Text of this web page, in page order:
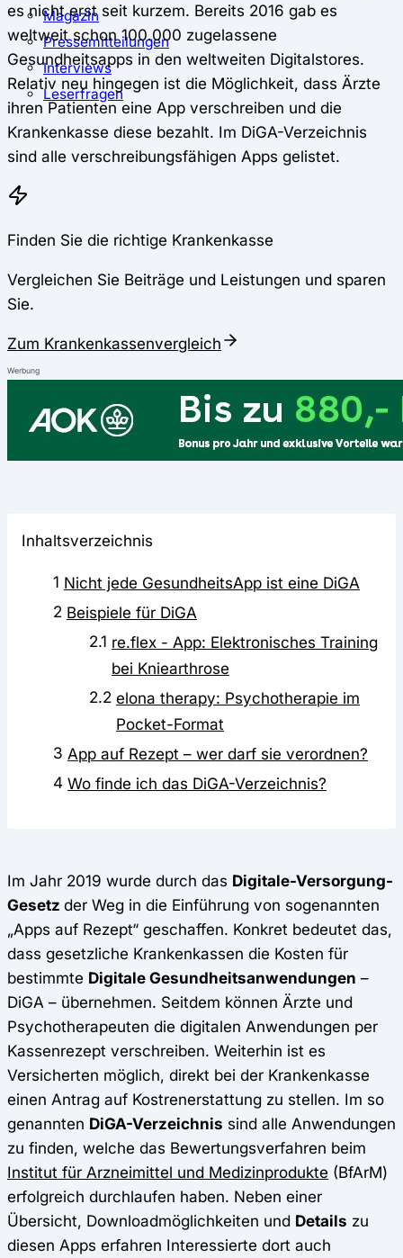
Magazin
Pressemitteilungen
Interviews
Leserfragen
es nicht erst seit kurzem. Bereits 2016 gab es
weltweit schon 100.000 zugelassene
Gesundheitsapps in den weltweiten Digitalstores.
Relativ neu hingegen ist die Möglichkeit, dass Ärzte
ihren Patienten eine App verschreiben und die
Krankenkasse diese bezahlt. Im DiGA-Verzeichnis
sind alle verschreibungsfähigen Apps gelistet.
Finden Sie die richtige Krankenkasse
Vergleichen Sie Beiträge und Leistungen und sparen
Sie.
Zum Krankenkassenvergleich
Werbung
Inhaltsverzeichnis
1 Nicht jede GesundheitsApp ist eine DiGA
2 Beispiele für DiGA
2.1 re.flex - App: Elektronisches Training
bei Kniearthrose
2.2 elona therapy: Psychotherapie im
Pocket-Format
3 App auf Rezept – wer darf sie verordnen?
4 Wo finde ich das DiGA-Verzeichnis?
Im Jahr 2019 wurde durch das Digitale-Versorgung-
Gesetz der Weg in die Einführung von sogenannten
„Apps auf Rezept“ geschaffen. Konkret bedeutet das,
dass gesetzliche Krankenkassen die Kosten für
bestimmte Digitale Gesundheitsanwendungen –
DiGA – übernehmen. Seitdem können Ärzte und
Psychotherapeuten die digitalen Anwendungen per
Kassenrezept verschreiben. Weiterhin ist es
Versicherten möglich, direkt bei der Krankenkasse
einen Antrag auf Kostrenerstattung zu stellen. Im so
genannten DiGA-Verzeichnis sind alle Anwendungen
zu finden, welche das Bewertungsverfahren beim
Institut für Arzneimittel und Medizinprodukte (BfArM)
erfolgreich durchlaufen haben. Neben einer
Übersicht, Downloadmöglichkeiten und Details zu
diesen Apps erfahren Interessierte dort auch